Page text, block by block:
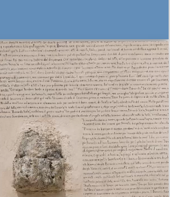
BANNER
sit amet, consectetuer
nonummy nibh euismod
magna aliquam erat
volutpat.